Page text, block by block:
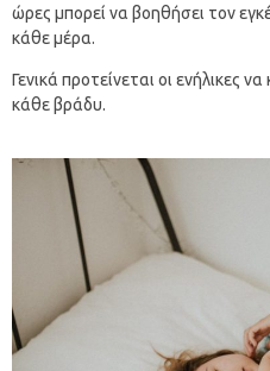
ώρες μπορεί να βοηθήσει τον
κάθε μέρα.
Γενικά προτείνεται οι ενήλικες
κάθε βράδυ.